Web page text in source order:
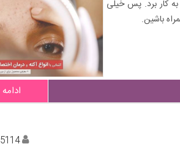
کار برد. پس خیلی
باشین.
ادامه
5114